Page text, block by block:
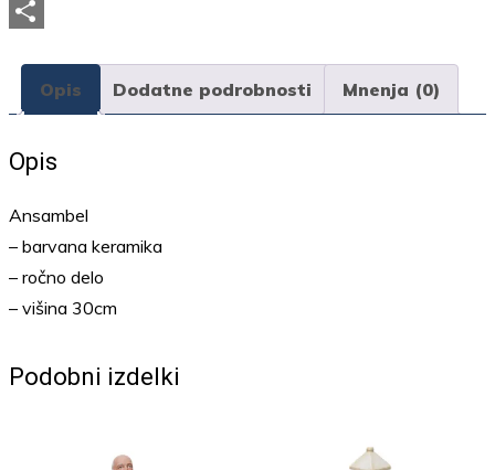
Pinterest
Opis
Dodatne podrobnosti Mnenja (0)
Opis
Ansambel
– barvana keramika
– ročno delo
– višina 30cm
Podobni izdelki